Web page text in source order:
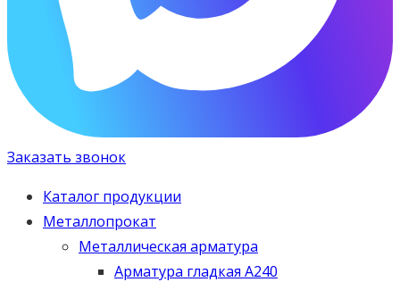
Заказать звонок
Каталог продукции
Металлопрокат
Металлическая арматура
Арматура гладкая А240